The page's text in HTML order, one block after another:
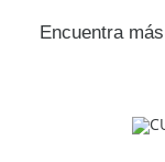
Encuentra